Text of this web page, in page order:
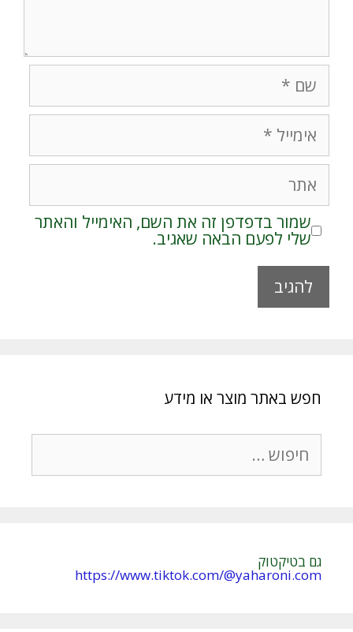
שם
אימייל
אתר
שמור בדפדפן זה את השם, האימייל והאתר
שלי לפעם הבאה שאגיב.
nחפש באתר מוצר או מידע
חיפוש:
גם בטיקטוק
https://www.tiktok.com/@yaharoni.com